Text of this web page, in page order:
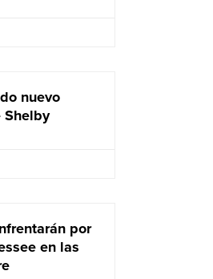
nuevo
por
en las